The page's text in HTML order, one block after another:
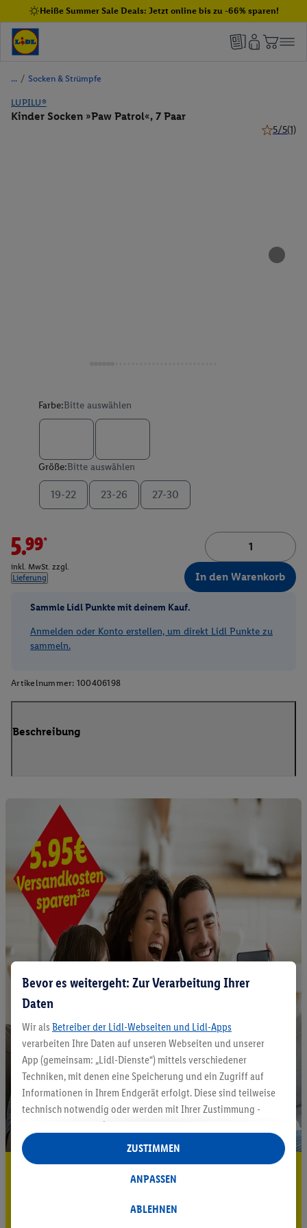
Heiße Summer Sale Deals: Jetzt online bis zu -66% sparen!
/ Socken & Strümpfe
LUPILU®
Kinder Socken »Paw Patrol«, 7 Paar
5/5(1)
Farbe:Bitte auswählen
Größe:Bitte auswählen
19-22 23-26 27-30
5.99*
inkl. MwSt. zzgl.
Lieferung
In den Warenkorb
Sammle Lidl Punkte mit deinem Kauf.
Anmelden oder Konto erstellen, um direkt Lidl Punkte zu
sammeln.
Artikelnummer: 100406198
Beschreibung
5.95 € Versand sparen³²ᵃ
Bevor es weitergeht: Zur Verarbeitung Ihrer
Daten
Wir als Betreiber der Lidl-Webseiten und Lidl-Apps
verarbeiten Ihre Daten auf unseren Webseiten und unserer
App (gemeinsam: „Lidl-Dienste“) mittels verschiedener
Techniken, mit denen eine Speicherung und ein Zugriff auf
Informationen in Ihrem Endgerät erfolgt. Diese sind teilweise
technisch notwendig oder werden mit Ihrer Zustimmung -
auch durch Partner (u.a.
Verantwortliche; im Zusammenhang mit dem IAB TCF
insgesamt
Statistik-Erstellung oder für personalisierte Werbung
Datenverarbeitungen für personalisierte Werbung werden
ABLEHNEN
ANPASSEN
ZUSTIMMEN